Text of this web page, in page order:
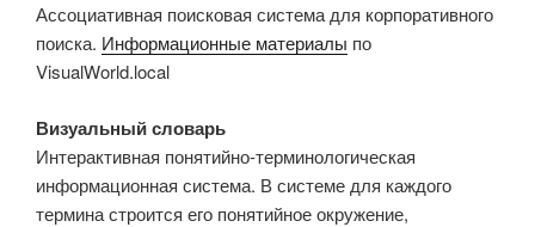
Ассоциативная поисковая система для корпоративного
поиска. Информационные материалы по
VisualWorld.local
Визуальный словарь
Интерактивная понятийно-терминологическая
информационная система. В системе для каждого
термина строится его понятийное окружение,